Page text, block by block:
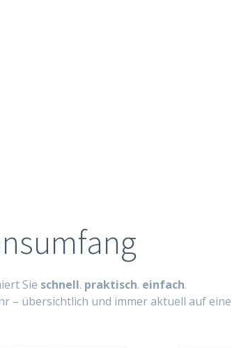
Sie schnell. praktisch. einfach.
– übersichtlich und immer aktuell auf